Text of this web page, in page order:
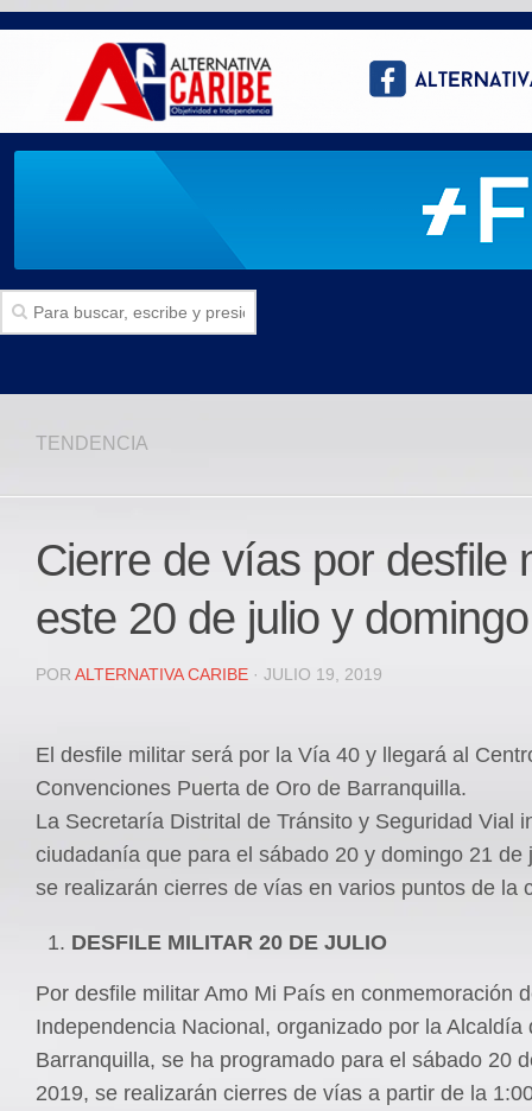
Politica
Deportes
JUDICIAL
Internacional
Contactenos
facebook
TENDENCIA
Cierre de vías por desfile
este 20 de julio y
POR ALTERNATIVA CARIBE · JULIO 19, 2019
El desfile militar será por la Vía 40 y llegará al
Convenciones Puerta de Oro de Barranquilla.
La Secretaría Distrital de Tránsito y Seguridad Vial
ciudadanía que para el sábado 20 y domingo 21 de
se realizarán cierres de vías en varios puntos de la
DESFILE MILITAR 20 DE JULIO
Por desfile militar Amo Mi País en conmemoración
Independencia Nacional, organizado por la Alcaldía
Barranquilla, se ha programado para el sábado 20
2019, se realizarán cierres de vías a partir de la